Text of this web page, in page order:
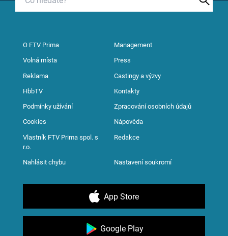
O FTV Prima Management
Volná místa Press
Reklama Castingy a výzvy
HbbTV Kontakty
Podmínky užívání Zpracování osobních údajů
Cookies Nápověda
Vlastník FTV Prima spol. s
r.o.
Redakce
Nahlásit chybu Nastavení soukromí
App Store
Google Play